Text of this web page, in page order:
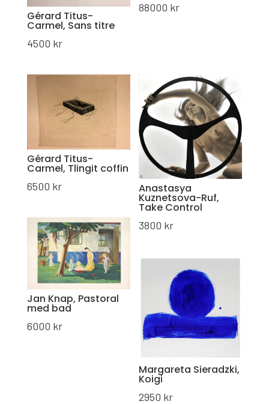
Gérard Titus-
Carmel, Sans titre
4500 kr
88000 kr
Gérard Titus-
Carmel, Tlingit coffin
6500 kr Anastasya
Kuznetsova-Ruf,
Take Control
3800 kr
Jan Knap, Pastoral
med bad
6000 kr
Margareta Sieradzki,
Koigi
2950 kr